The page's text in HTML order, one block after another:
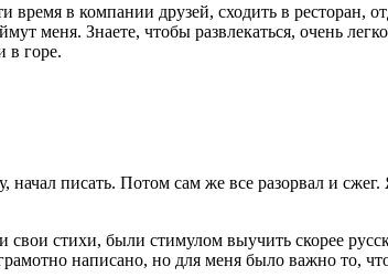
в компании друзей, сходить в ресторан,
меня. Знаете, чтобы развлекаться, очень
в горе.
начал писать. Потом сам же все разорвал и
свои стихи, были стимулом выучить скорее
написано, но для меня было важно то,